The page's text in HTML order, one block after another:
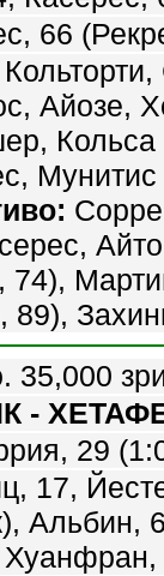
66
Айозе,
74),
89),
35,000
-
29
17,
Альбин,